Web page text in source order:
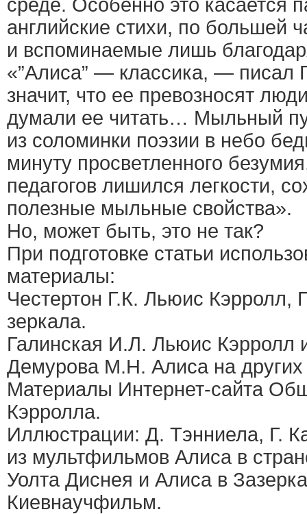
среде. Особенно это касается
английские стихи, по большей
и вспоминаемые лишь
«”Алиса” — классика, — писал
значит, что ее превозносят
думали ее читать… Мыльный
из соломинки поэзии в небо
минуту просветленного
педагогов лишился легкости,
полезные мыльные свойства».
Но, может быть, это не так?
При подготовке статьи
материалы:
Честертон Г.К. Льюис Кэрролл,
зеркала.
Галинская И.Л. Льюис Кэрролл и
Демурова М.Н. Алиса на других
Материалы Интернет-сайта
Кэрролла.
Иллюстрации: Д. Тэнниела, Г.
из мультфильмов Алиса в
Уолта Диснея и Алиса в
Киевнаучфильм.